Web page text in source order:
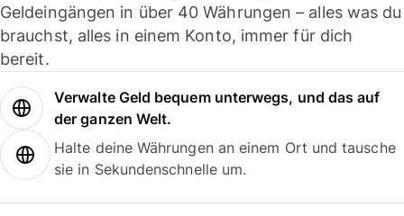
Geldeingängen in über 40 Währungen – alles was du
brauchst, alles in einem Konto, immer für dich
bereit.
Verwalte Geld bequem unterwegs, und das auf
der ganzen Welt.
Halte deine Währungen an einem Ort und tausche
sie in Sekundenschnelle um.